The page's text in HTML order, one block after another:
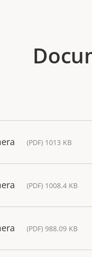
(PDF) 1013 KB
(PDF) 1008.4 KB
(PDF) 988.09 KB